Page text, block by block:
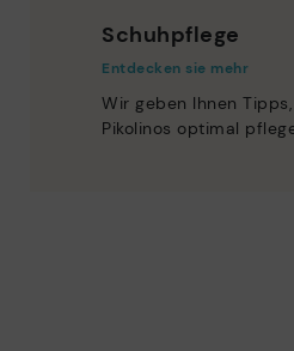
Schuhpflege
Entdecken sie mehr
Wir geben Ihnen
Pikolinos optimal